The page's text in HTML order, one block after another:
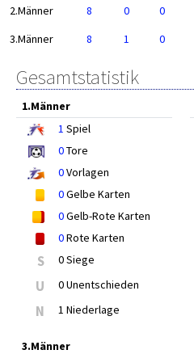
2.Männer
8 0 0
3.Männer
8 1 0
Gesamtstatistik
1.Männer
1 Spiel
0Tore
0Vorlagen
0Gelbe Karten
0Gelb-Rote Karten
0Rote Karten
S 0 Siege
U 0 Unentschieden
N 1 Niederlage
3.Männer